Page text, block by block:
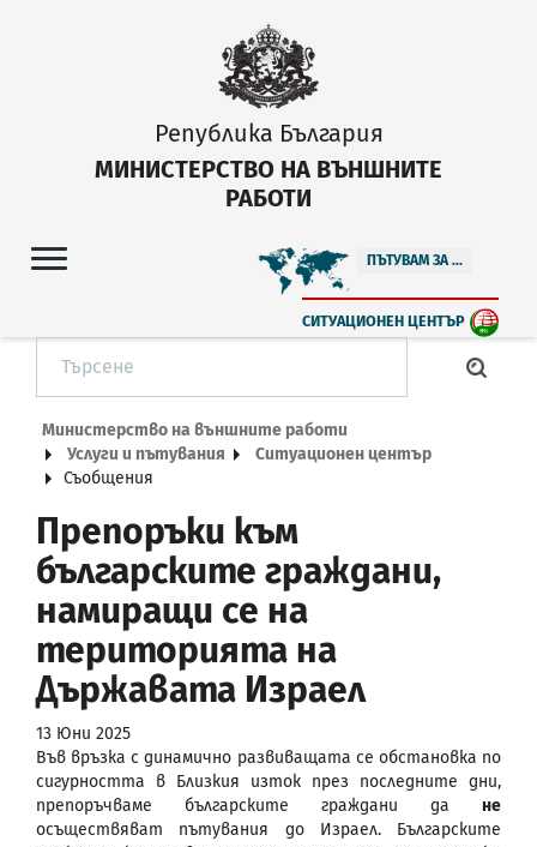
Република България
МИНИСТЕРСТВО НА ВЪНШНИТЕ
РАБОТИ
ПЪТУВАМ ЗА ...
СИТУАЦИОНЕН ЦЕНТЪР
Министерство на външните работи
Услуги и пътувания
Ситуационен център
Съобщения
Препоръки към
българските граждани,
намиращи се на
територията на
Държавата Израел
13 Юни 2025
Във връзка с динамично развиващата се обстановка по
сигурността в Близкия изток през последните дни,
препоръчваме българските граждани да не
осъществяват пътувания до Израел. Българските